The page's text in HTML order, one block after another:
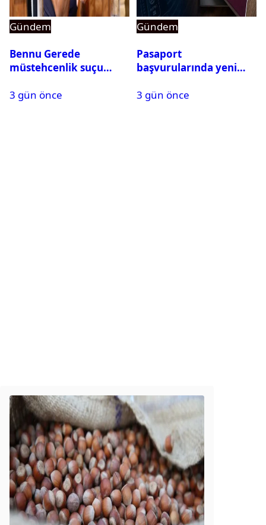
Gündem
Bennu Gerede
müstehcenlik suçu
alındı
3 gün önce
Gündem
Pasaport
başvurularında yeni
3 gün önce